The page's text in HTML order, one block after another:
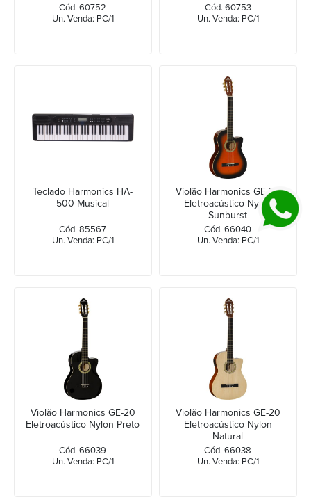
Cód. 60752
Un. Venda: PC/1
Cód. 60753
Un. Venda: PC/1
Teclado Harmonics HA-
500 Musical
Cód. 85567
Un. Venda: PC/1
Violão Harmonics GE-20
Eletroacústico Nylon
Sunburst
Cód. 66040
Un. Venda: PC/1
Violão Harmonics GE-20
Eletroacústico Nylon Preto
Cód. 66039
Un. Venda: PC/1
Violão Harmonics GE-20
Eletroacústico Nylon
Natural
Cód. 66038
Un. Venda: PC/1